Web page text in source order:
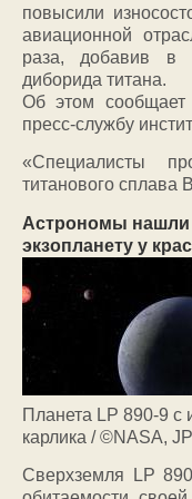
повысили
авиационной
раза, добавив в
диборида титана.
Об этом
пресс-службу
«Специалисты
титанового сплава
Астрономы нашли
экзопланету у
Планета LP 890-9 с
карлика / ©NASA,
Сверхземля LP